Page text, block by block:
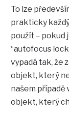
To lze
prakticky
použít – pokud
“autofocus
vypadá tak, že
objekt, který
našem případě
objekt, který